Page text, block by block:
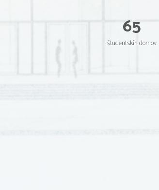
65
študentskih domov